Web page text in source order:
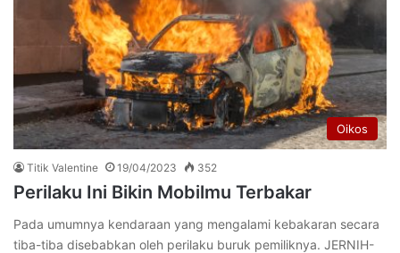
Oikos
Titik Valentine 19/04/2023 352
Perilaku Ini Bikin Mobilmu Terbakar
Pada umumnya kendaraan yang mengalami kebakaran secara
tiba-tiba disebabkan oleh perilaku buruk pemiliknya. JERNIH-